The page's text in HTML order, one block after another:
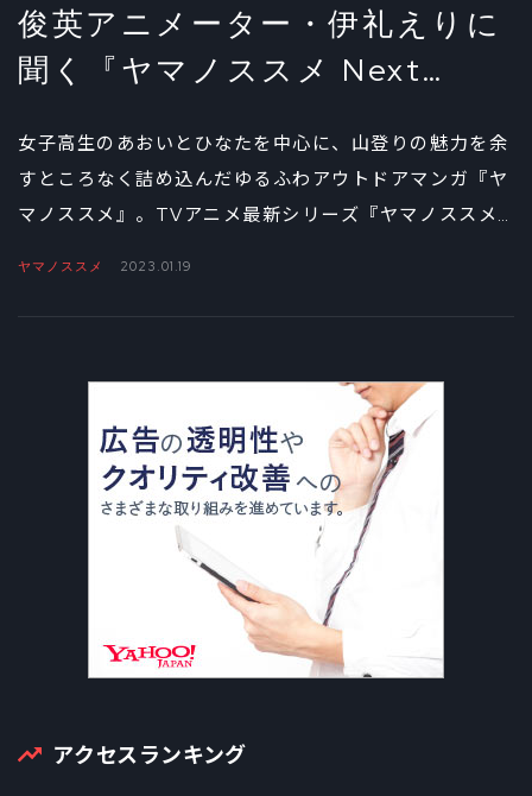
俊英アニメーター・伊礼えりに
聞く『ヤマノススメ Next
女子高生のあおいとひなたを中心に、山登りの魅力を余
すところなく詰め込んだゆるふわアウトドアマンガ『ヤ
マノススメ』。TVアニメ最新シリーズ『ヤマノススメ
ヤマノススメ 2023.01.19
アクセスランキング